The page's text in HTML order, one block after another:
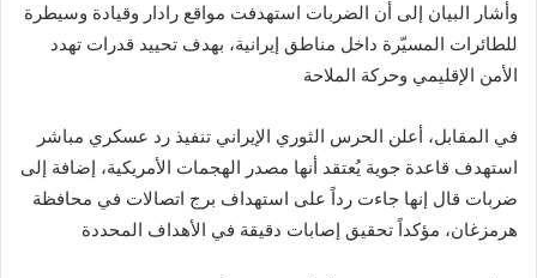
وأشار البيان إلى أن الضربات استهدفت مواقع رادار وقيادة وسيطرة
للطائرات المسيّرة داخل مناطق إيرانية، بهدف تحييد قدرات تهدد
الأمن الإقليمي وحركة الملاحة
في المقابل، أعلن الحرس الثوري الإيراني تنفيذ رد عسكري مباشر
استهدف قاعدة جوية يُعتقد أنها مصدر الهجمات الأمريكية، إضافة إلى
ضربات قال إنها جاءت رداً على استهداف برج اتصالات في محافظة
هرمزغان، مؤكداً تحقيق إصابات دقيقة في الأهداف المحددة